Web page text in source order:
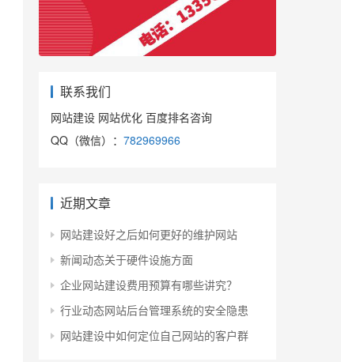
联系我们
网站建设 网站优化 百度排名咨询
QQ（微信）： 782969966
近期文章
网站建设好之后如何更好的维护网站
新闻动态关于硬件设施方面
企业网站建设费用预算有哪些讲究？
行业动态网站后台管理系统的安全隐患
网站建设中如何定位自己网站的客户群